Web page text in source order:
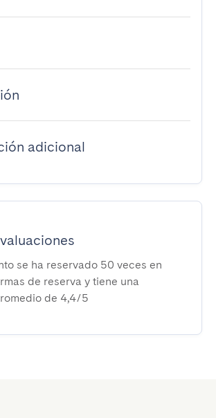
adicional
se ha reservado 50 veces en
de reserva y tiene una
de 4,4/5